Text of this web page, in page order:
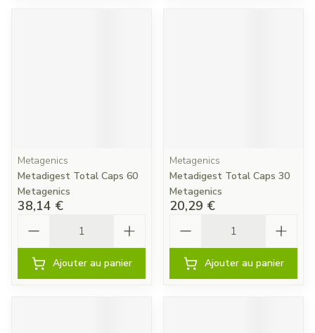
Metagenics
Metadigest Total Caps 60
Metagenics
38,14 €
Ajouter au panier
Metagenics
Metadigest Total Caps 30
Metagenics
20,29 €
Ajouter au panier